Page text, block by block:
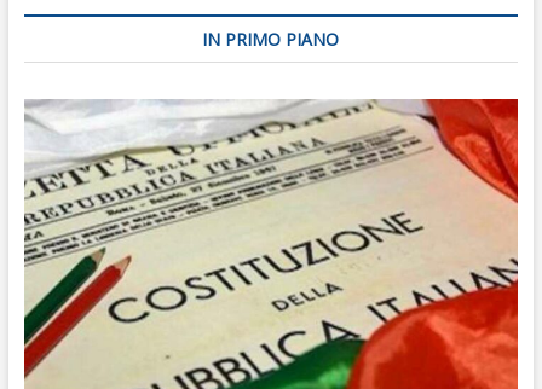
IN PRIMO PIANO